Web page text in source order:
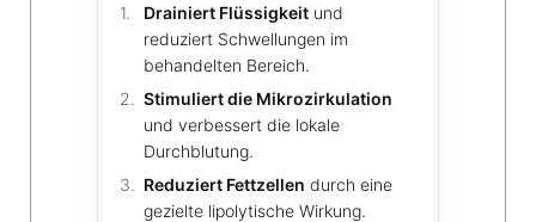
Drainiert Flüssigkeit und
reduziert Schwellungen im
behandelten Bereich.
Stimuliert die Mikrozirkulation
und verbessert die lokale
Durchblutung.
Reduziert Fettzellen durch eine
gezielte lipolytische Wirkung.